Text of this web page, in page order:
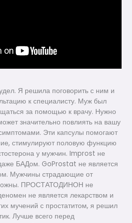
Я решила поговорить с ним и
к специалисту. Муж был
за помощью к врачу. Нужно
значительно повлиять на вашу
Эти капсулы помогают
стимулируют половую функцию
у мужчин. Improst не
БАДом. GoProstat не является
Мужчины страдающие от
ПРОСТАТОДИНОН не
не является лекарством и
мучений с простатитом, я решил
Лучше всего перед